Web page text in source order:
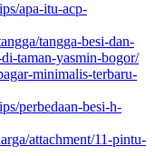
apa-itu-acp-
tangga-besi-dan-
taman-yasmin-bogor/
minimalis-terbaru-
perbedaan-besi-h-
attachment/11-pintu-